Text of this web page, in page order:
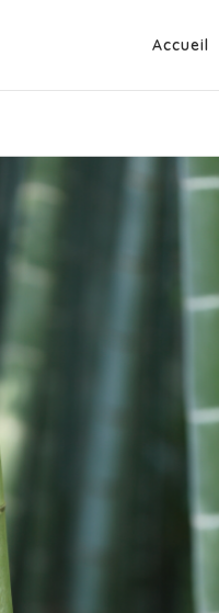
Accueil
2017
elles ? Et pourquoi est-ce